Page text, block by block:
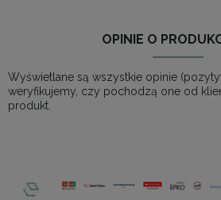
OPINIE O
Wyświetlane są wszystkie opinie
weryfikujemy, czy pochodzą one od
produkt.